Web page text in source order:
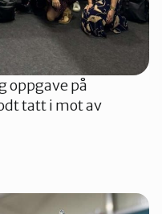
oppgave på
tatt i mot av